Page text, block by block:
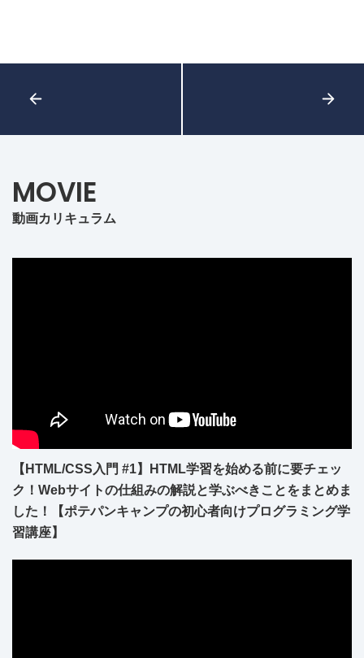
MOVIE
動画カリキュラム
【HTML/CSS入門 #1】HTML学習を始める前に要チェッ
ク！Webサイトの仕組みの解説と学ぶべきことをまとめま
した！【ポテパンキャンプの初心者向けプログラミング学
習講座】